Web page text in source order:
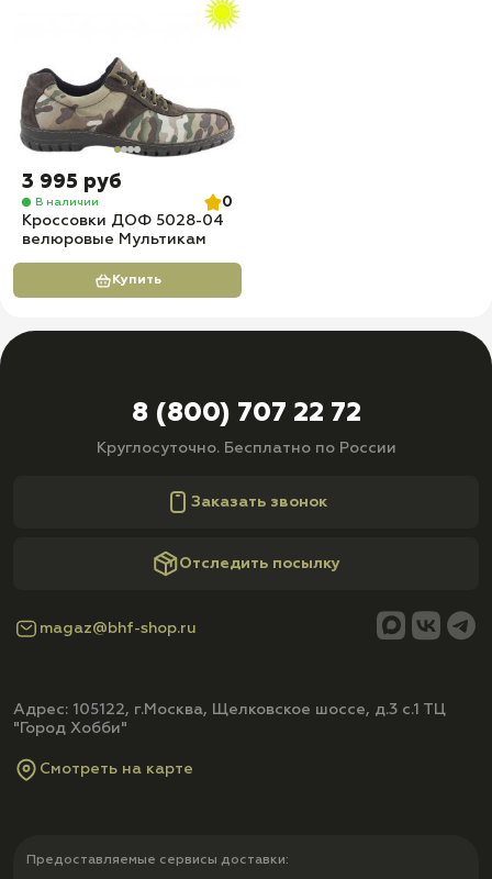
3 995 руб
В наличии
0
Кроссовки ДОФ 5028-04
велюровые Мультикам
Купить
8 (800) 707 22 72
Круглосуточно. Бесплатно по России
Заказать звонок
Отследить посылку
magaz@bhf-shop.ru
Адрес: 105122, г.Москва, Щелковское шоссе, д.3 с.1 ТЦ
"Город Хобби"
Смотреть на карте
Предоставляемые сервисы доставки: